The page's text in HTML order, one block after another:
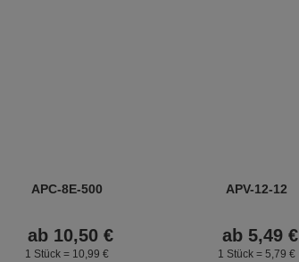
APC-8E-500
ab 10,50 €
1 Stück = 10,99 €
APV-12-12
ab 5,49 €
1 Stück = 5, 79 €